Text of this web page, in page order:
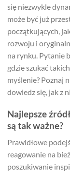
się niezwykle
może być już
początkujących,
rozwoju i
na rynku. Pytanie
gdzie szukać
myślenie? Poznaj
dowiedz się, jak z
Najlepsze
są tak ważne?
Prawidłowe
reagowanie na
poszukiwanie